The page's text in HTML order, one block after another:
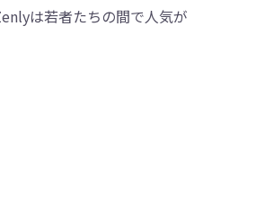
は若者たちの間で人気が